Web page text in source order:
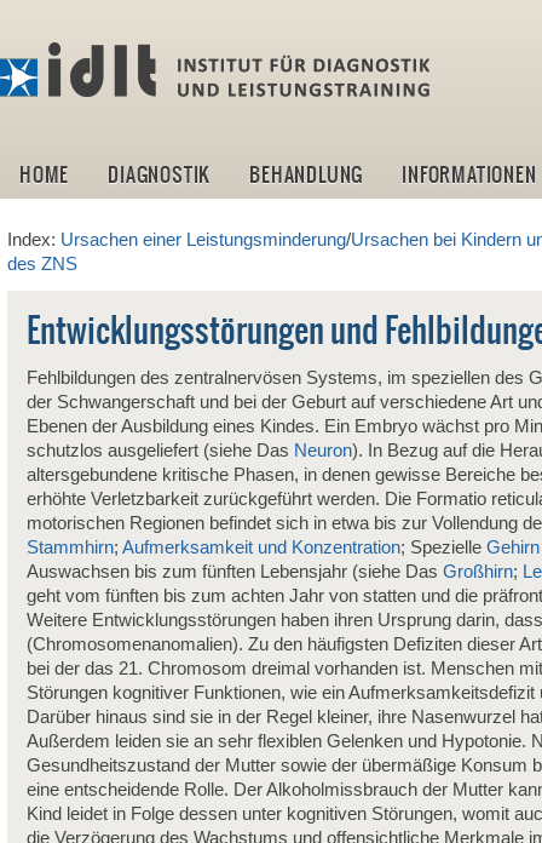
HOME DIAGNOSTIK BEHANDLUNG INFORMATIONEN
Index: Ursachen einer Leistungsminderung/Ursachen bei Kindern
des ZNS
Entwicklungsstörungen und
Fehlbildungen des zentralnervösen Systems, im speziellen des
der Schwangerschaft und bei der Geburt auf verschiedene Art
Ebenen der Ausbildung eines Kindes. Ein Embryo wächst pro
schutzlos ausgeliefert (siehe Das Neuron). In Bezug auf die
altersgebundene kritische Phasen, in denen gewisse Bereiche
erhöhte Verletzbarkeit zurückgeführt werden. Die Formatio
motorischen Regionen befindet sich in etwa bis zur Vollendung
Stammhirn; Aufmerksamkeit und Konzentration; Spezielle
Auswachsen bis zum fünften Lebensjahr (siehe Das Großhirn;
geht vom fünften bis zum achten Jahr von statten und die
Weitere Entwicklungsstörungen haben ihren Ursprung darin,
(Chromosomenanomalien). Zu den häufigsten Defiziten dieser
bei der das 21. Chromosom dreimal vorhanden ist. Menschen
Störungen kognitiver Funktionen, wie ein
Darüber hinaus sind sie in der Regel kleiner, ihre Nasenwurzel
Außerdem leiden sie an sehr flexiblen Gelenken und Hypotonie.
Gesundheitszustand der Mutter sowie der übermäßige Konsum
eine entscheidende Rolle. Der Alkoholmissbrauch der Mutter
Kind leidet in Folge dessen unter kognitiven Störungen, womit
die Verzögerung des Wachstums und offensichtliche Merkmale